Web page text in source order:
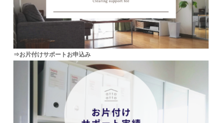
⇒お片付けサポートお申込み